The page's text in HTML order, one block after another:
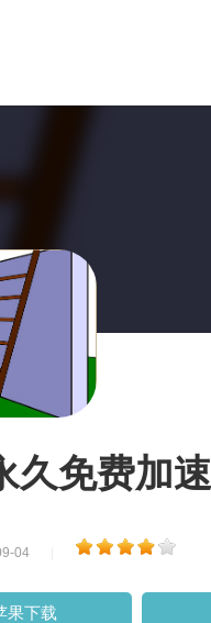
免费加速
04
果下载